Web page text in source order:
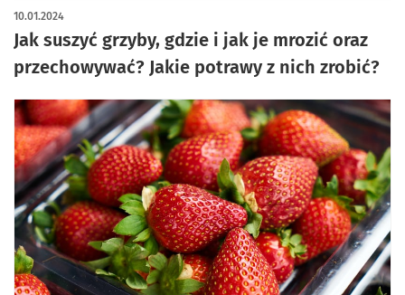
Jak suszyć grzyby, gdzie i jak je mrozić oraz
przechowywać? Jakie potrawy z nich zrobić?
10.01.2024